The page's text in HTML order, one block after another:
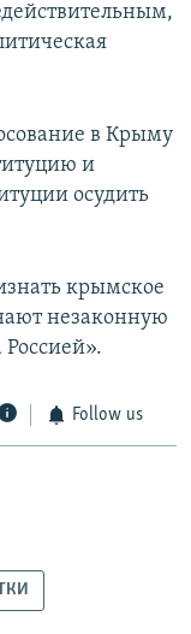
в Крыму
и
осудить
крымское
незаконную
Follow us